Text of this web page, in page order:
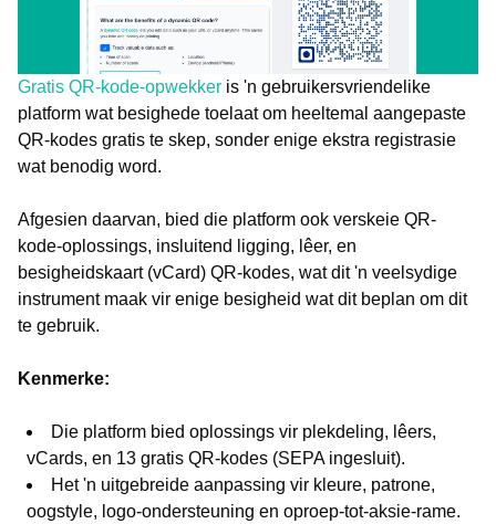
Gratis QR-kode-opwekker is 'n gebruikersvriendelike
platform wat besighede toelaat om heeltemal aangepaste
QR-kodes gratis te skep, sonder enige ekstra registrasie
wat benodig word.
Afgesien daarvan, bied die platform ook verskeie QR-
kode-oplossings, insluitend ligging, lêer, en
besigheidskaart (vCard) QR-kodes, wat dit 'n veelsydige
instrument maak vir enige besigheid wat dit beplan om dit
te gebruik.
Kenmerke:
Die platform bied oplossings vir plekdeling, lêers,
vCards, en 13 gratis QR-kodes (SEPA ingesluit).
Het 'n uitgebreide aanpassing vir kleure, patrone,
oogstyle, logo-ondersteuning en oproep-tot-aksie-rame.